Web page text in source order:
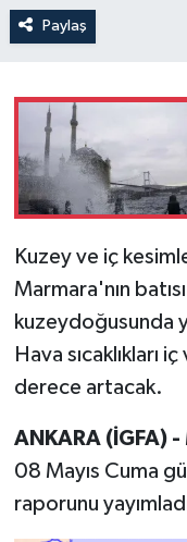
Paylaş
Kuzey ve iç
Marmara'nın
kuzeydoğusunda
Hava sıcaklıkları
derece artacak.
ANKARA (İGFA) -
08 Mayıs Cuma
raporunu